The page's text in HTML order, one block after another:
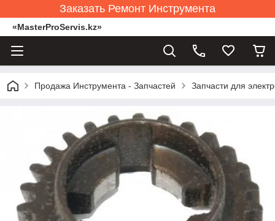
Заказать Ремонт Инструмента
«MasterProServis.kz»
Продажа Инструмента - Запчастей Запчасти для